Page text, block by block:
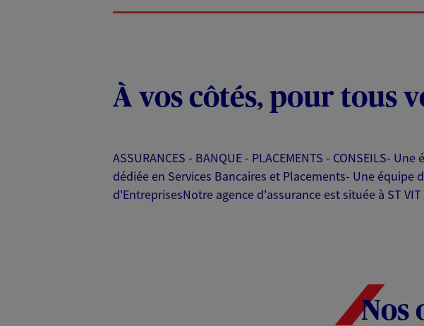
À vos côtés, pour tous
ASSURANCES - BANQUE - PLACEMENTS - CONSEILS-
dédiée en Services Bancaires et Placements- Une équipe
d'EntreprisesNotre agence d'assurance est située à ST VIT
Nos